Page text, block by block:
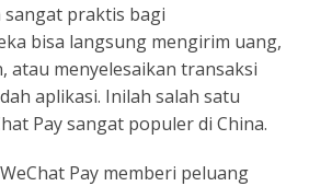
praktis bagi
bisa langsung mengirim uang,
atau menyelesaikan transaksi
aplikasi. Inilah salah satu
Pay sangat populer di China.
Pay memberi peluang